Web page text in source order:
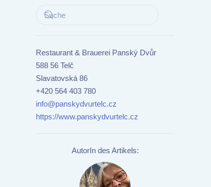
Restaurant & Brauerei Panský Dvůr
588 56 Telč
Slavatovská 86
+420 564 403 780
info@panskydvurtelc.cz
https://www.panskydvurtelc.cz
AutorIn des Artikels: